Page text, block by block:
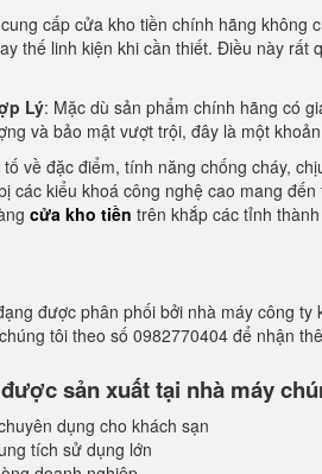
cấp cửa kho tiền chính hãng không
thế linh kiện khi cần thiết. Điều này rất
Lý: Mặc dù sản phẩm chính hãng có
và bảo mật vượt trội, đây là một
về đặc điểm, tính năng chống cháy,
các kiểu khoá công nghệ cao mang
cửa kho tiền trên khắp các tỉnh
được phân phối bởi nhà máy công
tôi theo số 0982770404 để nhận
sản xuất tại nhà máy
dụng cho khách sạn
tích sử dụng lớn